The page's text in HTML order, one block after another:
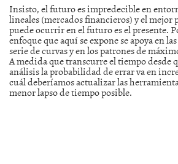
Insisto, el futuro es impredecible en
lineales (mercados financieros) y el mejor
puede ocurrir en el futuro es el presente.
enfoque que aquí se expone se apoya en
serie de curvas y en los patrones de
A medida que transcurre el tiempo desde
análisis la probabilidad de errar va en
cuál deberíamos actualizar las
menor lapso de tiempo posible.